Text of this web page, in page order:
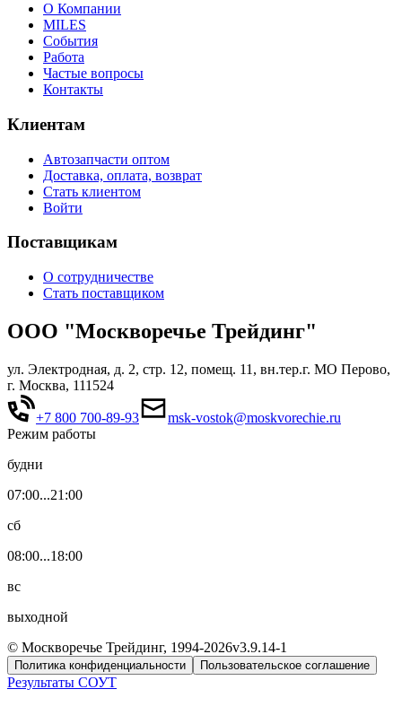
О Компании
MILES
События
Работа
Частые вопросы
Контакты
Клиентам
Автозапчасти оптом
Доставка, оплата, возврат
Стать клиентом
Войти
Поставщикам
О сотрудничестве
Стать поставщиком
ООО "Москворечье Трейдинг"
ул. Электродная, д. 2, стр. 12, помещ. 11, вн.тер.г. МО Перово,
г. Москва, 111524
+7 800 700-89-93
msk-vostok@moskvorechie.ru
Режим работы
будни
07:00...21:00
сб
08:00...18:00
вс
выходной
© Москворечье Трейдинг, 1994-2026v3.9.14-1
Политика конфиденциальности Пользовательское соглашение
Результаты СОУТ